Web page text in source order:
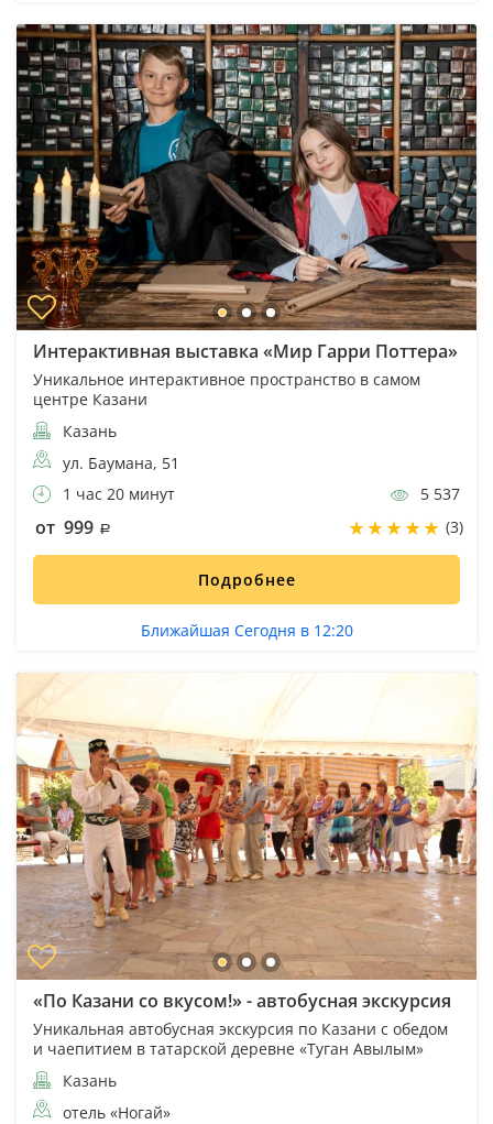
Интерактивная выставка «Мир Гарри Поттера»
Уникальное интерактивное пространство в самом
центре Казани
Казань
ул. Баумана, 51
1 час 20 минут
5 537
от 999 (3)
Подробнее
Ближайшая Сегодня в 12:20
«По Казани со вкусом!» - автобусная экскурсия
Уникальная автобусная экскурсия по Казани с обедом
и чаепитием в татарской деревне «Туган Авылым»
Казань
отель «Ногай»